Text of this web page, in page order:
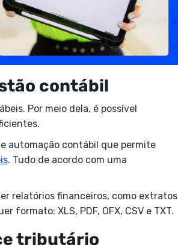
contábil
Por meio dela, é possível
automação contábil que permite
. Tudo de acordo com uma
relatórios financeiros, como extratos
formato: XLS, PDF, OFX, CSV e TXT.
tributário